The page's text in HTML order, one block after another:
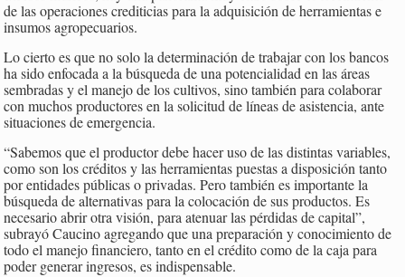
de las operaciones crediticias para la adquisición de herramientas e
insumos agropecuarios.
Lo cierto es que no solo la determinación de trabajar con los bancos
ha sido enfocada a la búsqueda de una potencialidad en las áreas
sembradas y el manejo de los cultivos, sino también para colaborar
con muchos productores en la solicitud de líneas de asistencia, ante
situaciones de emergencia.
“Sabemos que el productor debe hacer uso de las distintas variables,
como son los créditos y las herramientas puestas a disposición tanto
por entidades públicas o privadas. Pero también es importante la
búsqueda de alternativas para la colocación de sus productos. Es
necesario abrir otra visión, para atenuar las pérdidas de capital”,
subrayó Caucino agregando que una preparación y conocimiento de
todo el manejo financiero, tanto en el crédito como de la caja para
poder generar ingresos, es indispensable.